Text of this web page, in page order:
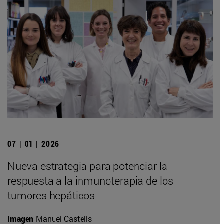
07 | 01 | 2026
Nueva estrategia para potenciar la
respuesta a la inmunoterapia de los
tumores hepáticos
Imagen Manuel Castells